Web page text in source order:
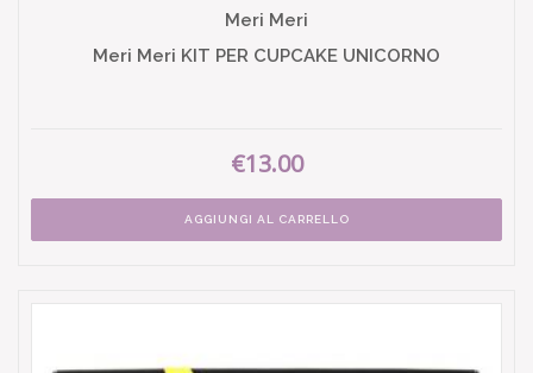
Meri Meri
Meri Meri KIT PER CUPCAKE UNICORNO
€13.00
AGGIUNGI AL CARRELLO